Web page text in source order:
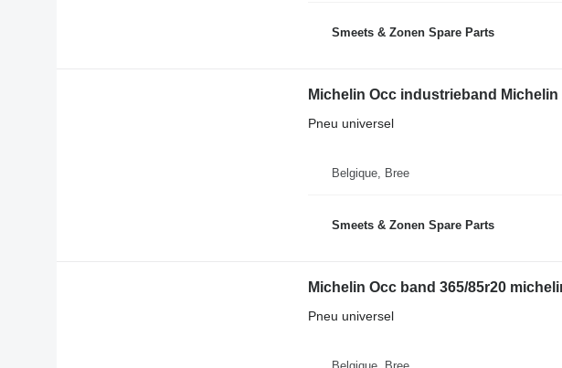
Smeets & Zonen Spare Parts
Michelin Occ industrieband Michelin
Pneu universel
Belgique, Bree
Smeets & Zonen Spare Parts
Michelin Occ band 365/85r20
Pneu universel